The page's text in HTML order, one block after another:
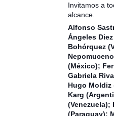
Invitamos a
alcance.
Alfonso
Ángeles
Bohórquez
(México);
Gabriela
Hugo Moldiz
Karg
(Venezuela);
(Paraguay);